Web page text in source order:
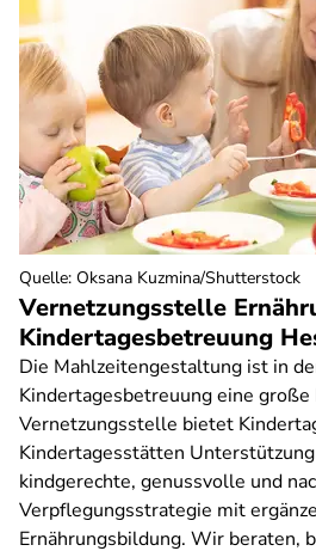
Vernetzungsstelle
Kindertagesbetreuung
Die Mahlzeitengestaltung ist in
Kindertagesbetreuung eine
Vernetzungsstelle bietet
Kindertagesstätten
kindgerechte, genussvolle und
Verpflegungsstrategie mit
Ernährungsbildung. Wir beraten,
Quelle: Oksana Kuzmina/Shutterstock